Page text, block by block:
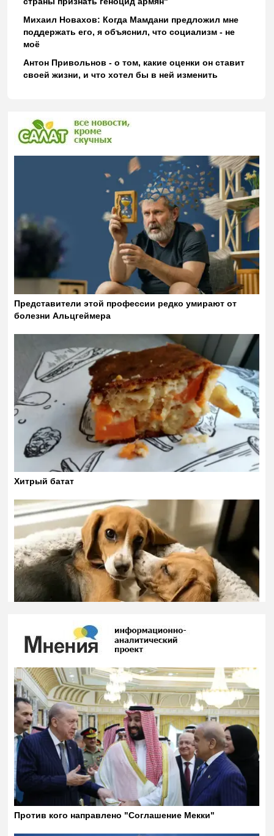
Михаил Новахов: Когда Мамдани предложил мне
поддержать его, я объяснил, что социализм - не
моё
Антон Привольнов - о том, какие оценки он ставит
своей жизни, и что хотел бы в ней изменить